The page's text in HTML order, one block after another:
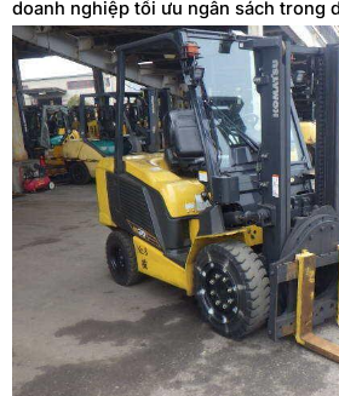
doanh nghiệp tối ưu ngân sách trong